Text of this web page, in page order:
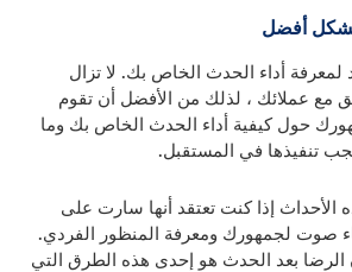
لمعرفة أداء الحدث الخاص بك. لا تزال
مع عملائك ، لذلك من الأفضل أن تقوم
حول كيفية أداء الحدث الخاص بك وما
تنفيذها في المستقبل.
الأحداث إذا كنت تعتقد أنها سارت على
صوت لجمهورك ومعرفة المنظور الفردي.
الرضا بعد الحدث هو إحدى هذه الطرق التي